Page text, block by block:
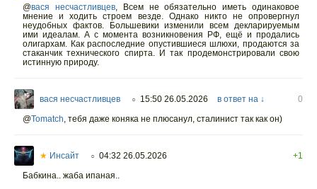
@вася несчастливцев,
Всем не обязательно иметь одинаковое
мнение и ходить строем везде. Однако никто не опровергнул
неудобных фактов. Большевики изменили всем декларируемым
ими идеалам. А с момента возникновения РФ, ещё и продались
олигархам. Как распоследние опустившиеся шлюхи, продаются за
стаканчик технического спирта. И так продемонстрировали свою
истинную природу.
вася несчастливцев ○ 15:50 26.05.2026 в ответ на ↓
0
@Tomatch тебя даже коняка не плюсанул, сталинист так как он)
★ Инсайт ○ 04:32 26.05.2026
+1
Бабкина.. жаба ипаная..